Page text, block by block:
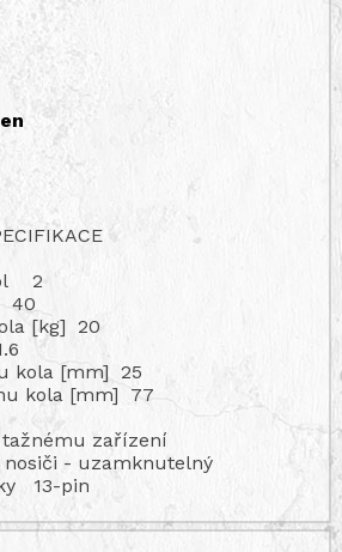
2
40
[kg] 20
kola [mm] 25
kola [mm] 77
zařízení
- uzamknutelný
13-pin